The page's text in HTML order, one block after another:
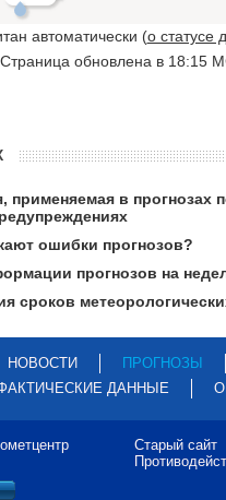
автоматически (о статусе
обновлена в 18:15
применяемая в прогнозах
ошибки прогнозов?
прогнозов на
сроков
НОВОСТИ
ПРОГНОЗЫ
ДАННЫЕ
Старый сайт